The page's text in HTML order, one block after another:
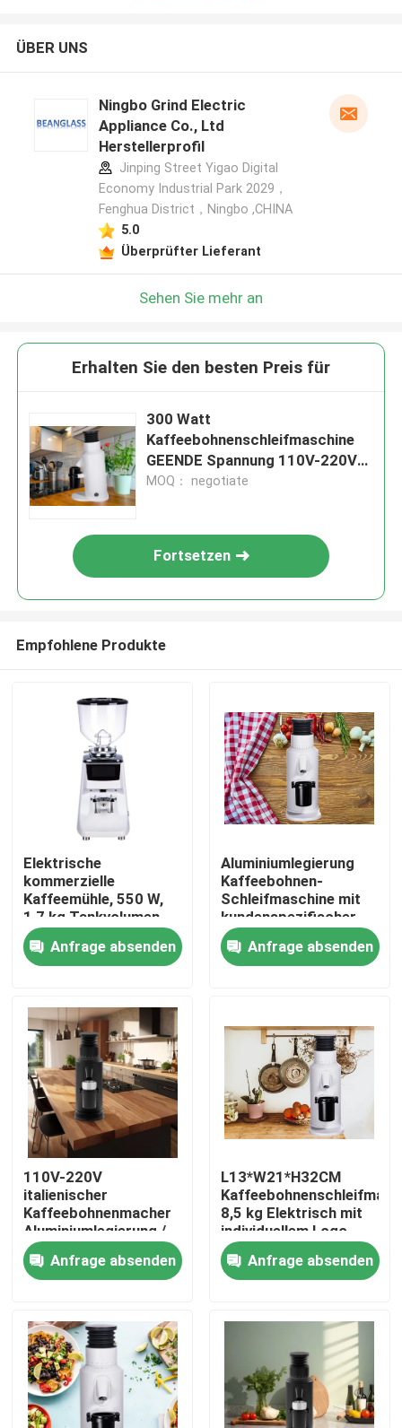
Haus
Produkte
VR Show
Über uns
Fabrik-Ausflug
Qualitätskontrolle
Treten Sie mit uns in Verbindung
Kaffeebohneschleifer
Burr Coffee Grinder
ÜBER UNS
Ningbo Grind Electric
Appliance Co., Ltd
Herstellerprofil
Jinping Street Yigao Digital
Economy Industrial Park 2029，
Fenghua District，Ningbo ,CHINA
5.0
Überprüfter Lieferant
Sehen Sie mehr an
Erhalten Sie den besten Preis für
300 Watt
Kaffeebohnenschleifmaschine
GEENDE Spannung 110V-220V
Innerhalb von L13*W21*H32CM
MOQ： negotiate
Fortsetzen
Empfohlene Produkte
Elektrische
kommerzielle
Kaffeemühle, 550 W,
1,7 kg Tankvolumen,
Online-Herstellung
Anfrage absenden
Aluminiumlegierung
Kaffeebohnen-
Schleifmaschine mit
kundenspezifischer
Bandbreite von 110V-
220V 120g
Anfrage absenden
110V-220V
italienischer
Kaffeebohnenmacher
Aluminiumlegierung /
Zinklegierung
Anfrage absenden
L13*W21*H32CM
8,5 kg Elektrisch mit
individuellem Logo
Anfrage absenden